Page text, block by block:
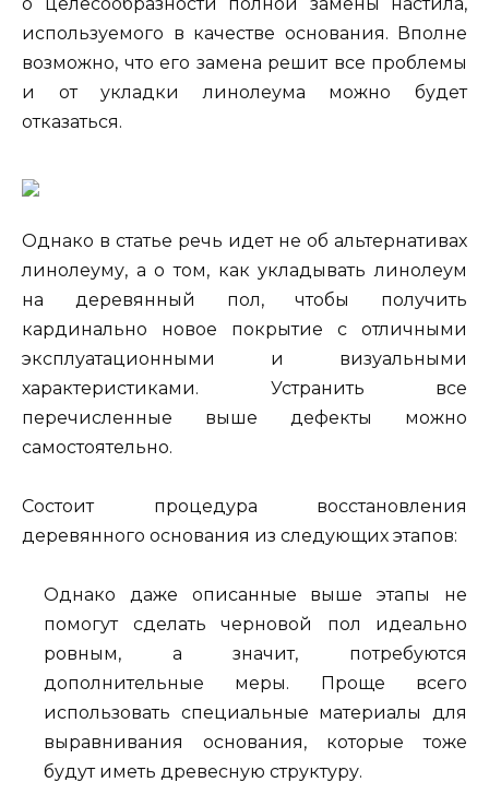
о целесообразности полной замены настила,
используемого в качестве основания. Вполне
возможно, что его замена решит все проблемы
и от укладки линолеума можно будет
отказаться.
Однако в статье речь идет не об альтернативах
линолеуму, а о том, как укладывать линолеум
на деревянный пол, чтобы получить
кардинально новое покрытие с отличными
эксплуатационными и визуальными
характеристиками. Устранить все
перечисленные выше дефекты можно
самостоятельно.
Состоит процедура восстановления
деревянного основания из следующих этапов:
Однако даже описанные выше этапы не
помогут сделать черновой пол идеально
ровным, а значит, потребуются
дополнительные меры. Проще всего
использовать специальные материалы для
выравнивания основания, которые тоже
будут иметь древесную структуру.